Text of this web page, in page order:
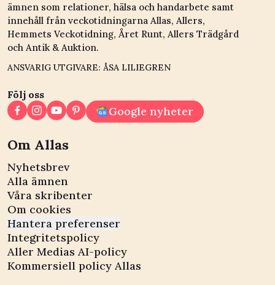
ämnen som relationer, hälsa och handarbete samt
innehåll från veckotidningarna Allas, Allers,
Hemmets Veckotidning, Året Runt, Allers Trädgård
och Antik & Auktion.
ANSVARIG UTGIVARE: ÅSA LILIEGREN
Följ oss
Google nyheter
Om Allas
Nyhetsbrev
Alla ämnen
Våra skribenter
Om cookies
Hantera preferenser
Integritetspolicy
Aller Medias AI-policy
Kommersiell policy Allas